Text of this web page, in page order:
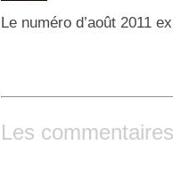
Le numéro d’août 2011
Les